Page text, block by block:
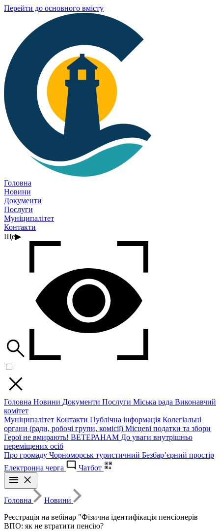
Перейти до основного вмісту
Головна
Новини
Документи
Послуги
Муніципалітет
Контакти
Ще▶
Головна Новини Документи Послуги Міська рада Виконавчий
комітет
Муніципалітет Контакти Публічна інформація Колегіальні
органи (ради, робочі групи, комісії) Місцеві податки та збори
Герої не вмирають! ВЕТЕРАНАМ До уваги внутрішньо
переміщених осіб
Про громаду Чорноморськ туристичний Безбар’єрний простір
Електронна черга
Чатбот
Головна
Новини
Реєстрація на вебінар "Фізична ідентифікація пенсіонерів
ВПО: як не втратити пенсію?